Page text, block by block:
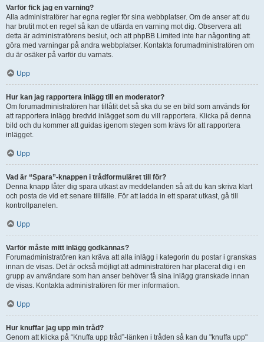
Varför fick jag en varning?
Alla administratörer har egna regler för sina webbplatser. Om de anser att du
har brutit mot en regel så kan de utfärda en varning mot dig. Observera att
detta är administratörens beslut, och att phpBB Limited inte har någonting att
göra med varningar på andra webbplatser. Kontakta forumadministratören om
du är osäker på varför du varnats.
Upp
Hur kan jag rapportera inlägg till en moderator?
Om forumadministratören har tillåtit det så ska du se en bild som används för
att rapportera inlägg bredvid inlägget som du vill rapportera. Klicka på denna
bild och du kommer att guidas igenom stegen som krävs för att rapportera
inlägget.
Upp
Vad är “Spara”-knappen i trådformuläret till för?
Denna knapp låter dig spara utkast av meddelanden så att du kan skriva klart
och posta de vid ett senare tillfälle. För att ladda in ett sparat utkast, gå till
kontrollpanelen.
Upp
Varför måste mitt inlägg godkännas?
Forumadministratören kan kräva att alla inlägg i kategorin du postar i granskas
innan de visas. Det är också möjligt att administratören har placerat dig i en
grupp av användare som han anser behöver få sina inlägg granskade innan
de visas. Kontakta administratören för mer information.
Upp
Hur knuffar jag upp min tråd?
Genom att klicka på “Knuffa upp tråd”-länken i tråden så kan du "knuffa upp"